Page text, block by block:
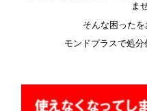
ま
そんな困った
モンドプラスで処分